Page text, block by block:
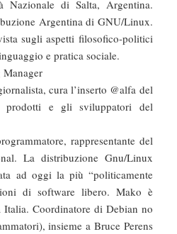
Nazionale di Salta, Argentina.
Argentina di GNU/Linux.
sugli aspetti filosofico-politici
e pratica sociale.
cura l’inserto @alfa del
prodotti e gli sviluppatori del
rappresentante del
La distribuzione Gnu/Linux
ad oggi la più “politicamente
di software libero. Mako è
Coordinatore di Debian no
insieme a Bruce Perens